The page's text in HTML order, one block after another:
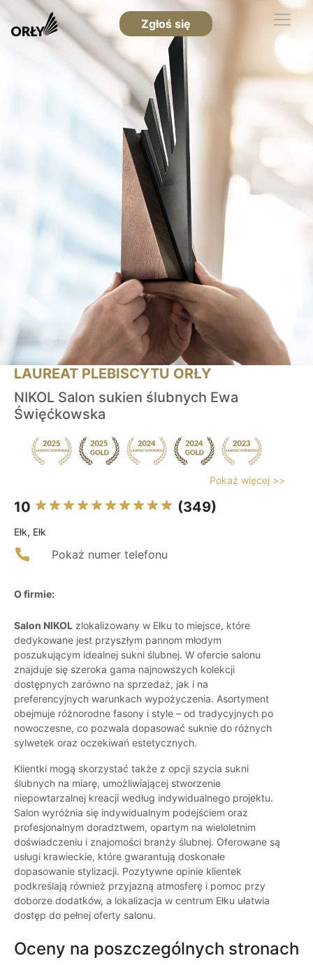
Zgłoś się
LAUREAT PLEBISCYTU ORŁY
NIKOL Salon sukien ślubnych Ewa
Święćkowska
Pokaż więcej >>
10 (349)
Ełk, Ełk
Pokaż numer telefonu
O firmie:
Salon NIKOL zlokalizowany w Ełku to miejsce, które
dedykowane jest przyszłym pannom młodym
poszukującym idealnej sukni ślubnej. W ofercie salonu
znajduje się szeroka gama najnowszych kolekcji
dostępnych zarówno na sprzedaż, jak i na
preferencyjnych warunkach wypożyczenia. Asortyment
obejmuje różnorodne fasony i style – od tradycyjnych po
nowoczesne, co pozwala dopasować suknie do różnych
sylwetek oraz oczekiwań estetycznych.
Klientki mogą skorzystać także z opcji szycia sukni
ślubnych na miarę, umożliwiającej stworzenie
niepowtarzalnej kreacji według indywidualnego projektu.
Salon wyróżnia się indywidualnym podejściem oraz
profesjonalnym doradztwem, opartym na wieloletnim
doświadczeniu i znajomości branży ślubnej. Oferowane są
usługi krawieckie, które gwarantują doskonałe
dopasowanie stylizacji. Pozytywne opinie klientek
podkreślają również przyjazną atmosferę i pomoc przy
doborze dodatków, a lokalizacja w centrum Ełku ułatwia
dostęp do pełnej oferty salonu.
Oceny na poszczególnych stronach